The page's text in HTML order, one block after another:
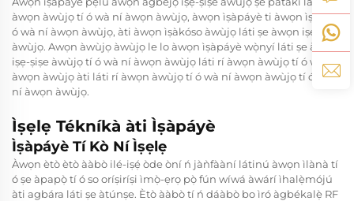
àwọn àwùjọ tí ó wà ní àwọn àwùjọ, àwọn ìṣàpáyè ti àwọn ìṣẹlẹ tí
ó wà ní àwọn àwùjọ, àti àwọn ìṣàkóso àwùjọ láti ṣe àwọn iṣẹ-ṣiṣe
àwùjọ. Awọn àwùjọ àwùjọ le lo àwọn ìṣàpáyè wọ̀nyí láti ṣe àwọn
iṣẹ-ṣiṣe àwùjọ tí ó wà ní àwọn àwùjọ láti rí àwọn àwùjọ tí ó wà ní
àwọn àwùjọ àti láti rí àwọn àwùjọ tí ó wà ní àwọn àwùjọ tí ó wà
ní àwọn àwùjọ.
Ìṣẹlẹ Tékníkà àti Ìṣàpáyè
Ìṣàpáyè Tí Kò Ní Ìṣẹlẹ
Àwọn ètò ètò ààbò ilé-iṣẹ́ òde òní ń jàǹfààní látinú àwọn ìlànà tí
ó ṣe àpapọ̀ tí ó so oríṣiríṣi ìmọ̀-ẹrọ pọ̀ fún wíwá àwárí ìhalẹ̀mójú
àti agbára láti ṣe àtúnṣe. Ètò ààbò tí ń dáàbò bo ìró àgbékalẹ̀ RF